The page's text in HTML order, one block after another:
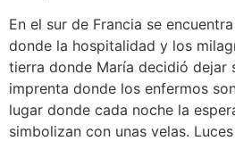
En el sur de Francia se
donde la hospitalidad y los
tierra donde María decidió dejar
imprenta donde los enfermos
lugar donde cada noche la
simbolizan con unas velas.